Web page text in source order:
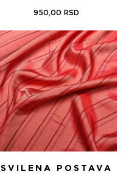
950,00 RSD
SVILENA POSTAVA